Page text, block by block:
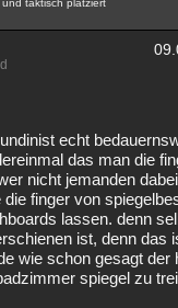
taktisch platziert
echt
das man die
nicht jemanden
finger von
lassen. denn
ist, denn das
wie schon gesagt der
spiegel zu